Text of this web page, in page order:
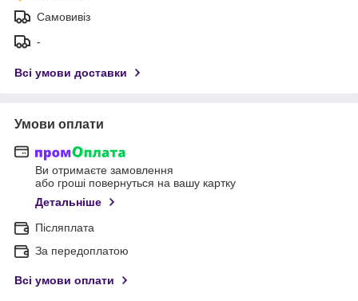
Самовивіз
-
Всі умови доставки
Умови оплати
Ви отримаєте замовлення
або гроші повернуться на вашу картку
Детальніше
Післяплата
За передоплатою
Всі умови оплати